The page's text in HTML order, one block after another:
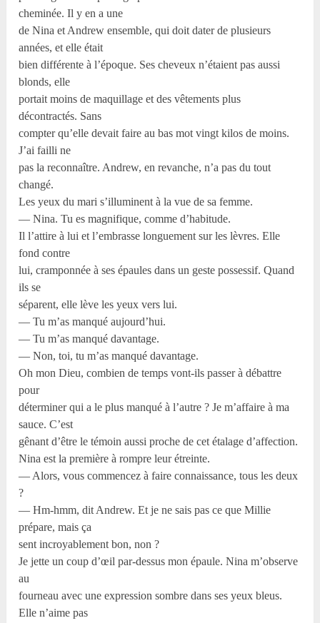
cheminée. Il y en a une
de Nina et Andrew ensemble, qui doit dater de plusieurs
années, et elle était
bien différente à l’époque. Ses cheveux n’étaient pas aussi
blonds, elle
portait moins de maquillage et des vêtements plus
décontractés. Sans
compter qu’elle devait faire au bas mot vingt kilos de moins.
J’ai failli ne
pas la reconnaître. Andrew, en revanche, n’a pas du tout
changé.
Les yeux du mari s’illuminent à la vue de sa femme.
— Nina. Tu es magnifique, comme d’habitude.
Il l’attire à lui et l’embrasse longuement sur les lèvres. Elle
fond contre
lui, cramponnée à ses épaules dans un geste possessif. Quand
ils se
séparent, elle lève les yeux vers lui.
— Tu m’as manqué aujourd’hui.
— Tu m’as manqué davantage.
— Non, toi, tu m’as manqué davantage.
Oh mon Dieu, combien de temps vont-ils passer à débattre
pour
déterminer qui a le plus manqué à l’autre ? Je m’affaire à ma
sauce. C’est
gênant d’être le témoin aussi proche de cet étalage d’affection.
Nina est la première à rompre leur étreinte.
— Alors, vous commencez à faire connaissance, tous les deux
?
— Hm-hmm, dit Andrew. Et je ne sais pas ce que Millie
prépare, mais ça
sent incroyablement bon, non ?
Je jette un coup d’œil par-dessus mon épaule. Nina m’observe
au
fourneau avec une expression sombre dans ses yeux bleus.
Elle n’aime pas